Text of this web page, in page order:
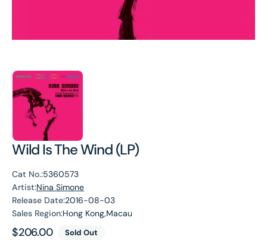
Wild Is The Wind (LP)
Cat No.:5360573
Artist:Nina Simone
Release Date:2016-08-03
Sales Region:Hong Kong,Macau
Regular
$206.00 Sold Out